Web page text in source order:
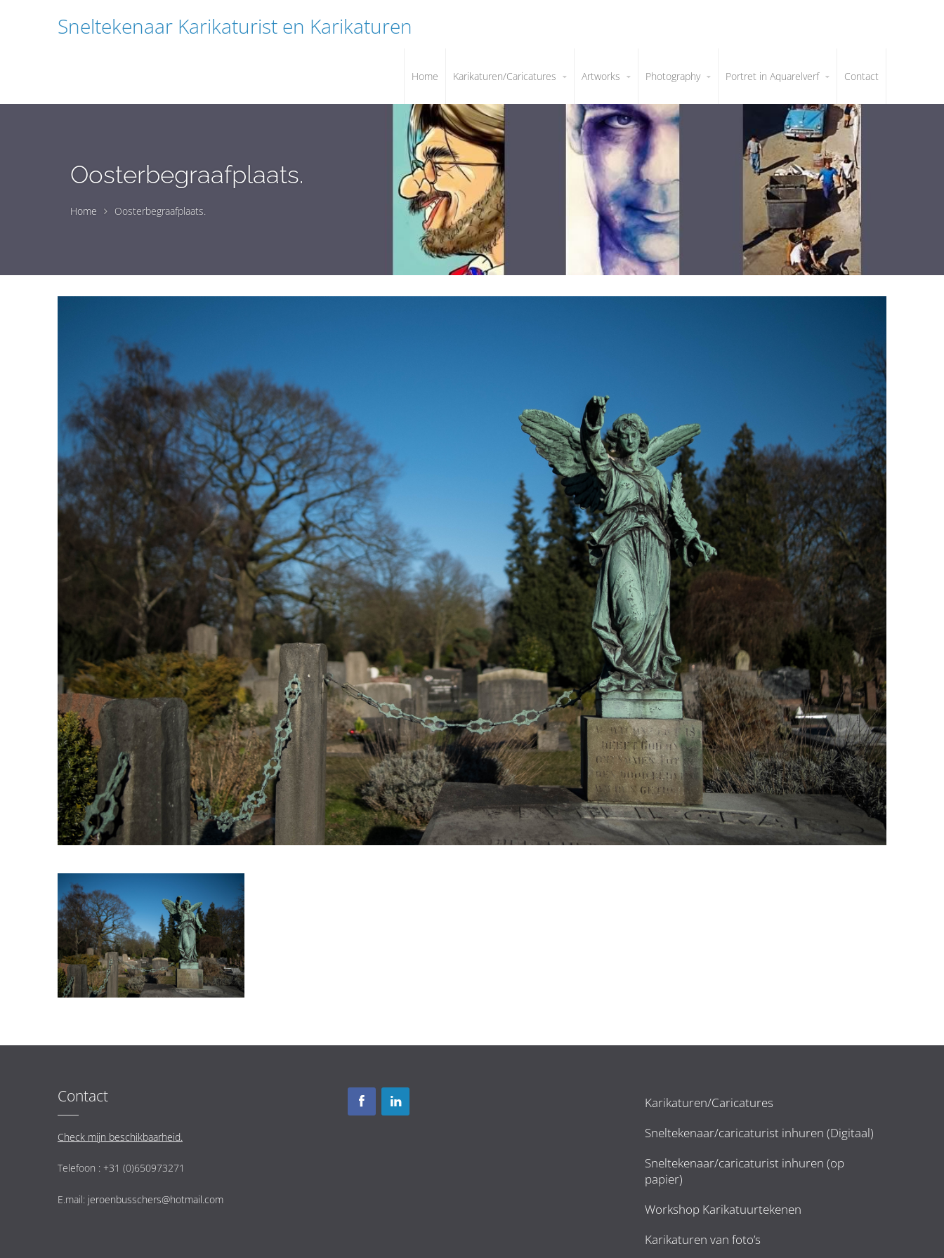
Sneltekenaar Karikaturist en Karikaturen
Home Karikaturen/Caricatures Artworks Photography Portret in Aquarelverf Contact
Oosterbegraafplaats.
Home Oosterbegraafplaats.
Contact
Check mijn beschikbaarheid.
Telefoon : +31 (0)650973271
E.mail: jeroenbusschers@hotmail.com
Karikaturen/Caricatures
Sneltekenaar/caricaturist inhuren (Digitaal)
Sneltekenaar/caricaturist inhuren (op
papier)
Workshop Karikatuurtekenen
Karikaturen van foto’s